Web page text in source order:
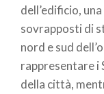
dell’edificio,
sovrapposti di
nord e sud
rappresentare i
della città,